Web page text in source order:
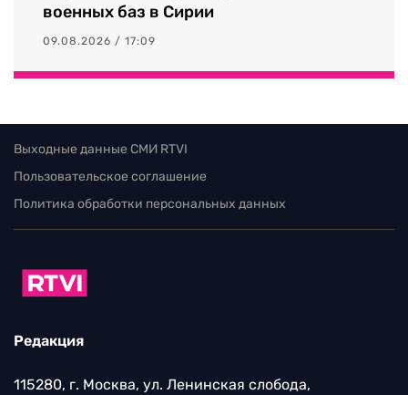
военных баз в Сирии
09.08.2026 / 17:09
Выходные данные СМИ RTVI
Пользовательское соглашение
Политика обработки персональных данных
Редакция
115280, г. Москва, ул. Ленинская слобода,